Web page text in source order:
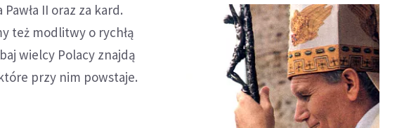
II oraz za kard.
też modlitwy o rychłą
wielcy Polacy znajdą
przy nim powstaje.